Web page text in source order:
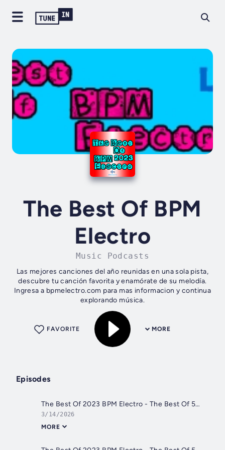
The Best Of BPM
Electro
Music Podcasts
Las mejores canciones del año reunidas en una sola pista,
descubre tu canción favorita y enamórate de su melodía.
Ingresa a bpmelectro.com para mas informacion y continua
explorando música.
MORE
FAVORITE
Episodes
The Best Of 2023 BPM Electro - The Best Of 57 Progressive House
3/14/2026
MORE